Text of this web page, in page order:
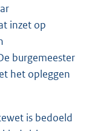
inzet op
burgemeester
het opleggen
is bedoeld